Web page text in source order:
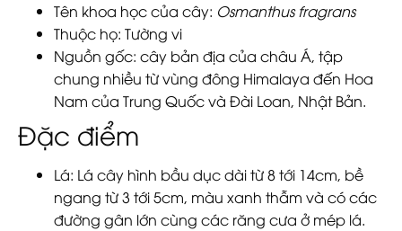
Tên khoa học của cây: Osmanthus fragrans
Thuộc họ: Tường vi
Nguồn gốc: cây bản địa của châu Á, tập
chung nhiều từ vùng đông Himalaya đến Hoa
Nam của Trung Quốc và Đài Loan, Nhật Bản.
Đặc điểm
Lá: Lá cây hình bầu dục dài từ 8 tới 14cm, bề
ngang từ 3 tới 5cm, màu xanh thẫm và có các
đường gân lớn cùng các răng cưa ở mép lá.